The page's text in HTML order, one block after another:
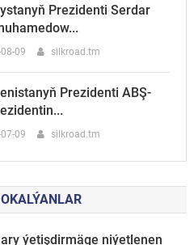
Prezidenti Serdar
09 silkroad.tm
Prezidenti ABŞ-
09 silkroad.tm
ýetişdirmäge niýetlenen